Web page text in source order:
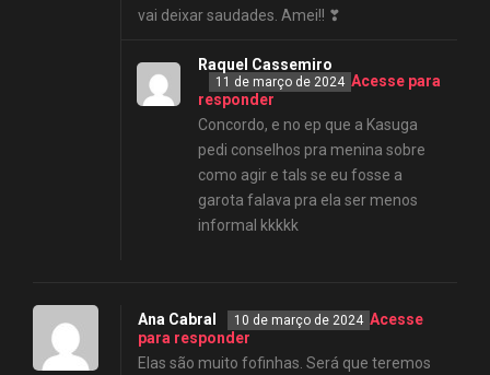
vai deixar saudades. Amei!! ❣
Raquel Cassemiro
11 de março de 2024 Acesse para
responder
Concordo, e no ep que a Kasuga
pedi conselhos pra menina sobre
como agir e tals se eu fosse a
garota falava pra ela ser menos
informal kkkkk
Ana Cabral 10 de março de 2024 Acesse
para responder
Elas são muito fofinhas. Será que teremos